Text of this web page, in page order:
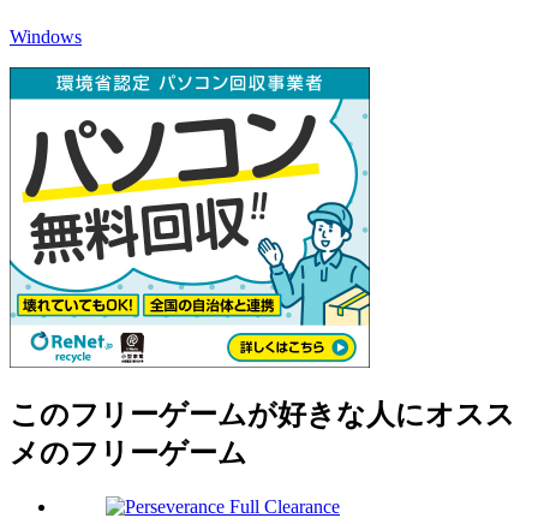
Windows
このフリーゲームが好きな人にオスス
メのフリーゲーム